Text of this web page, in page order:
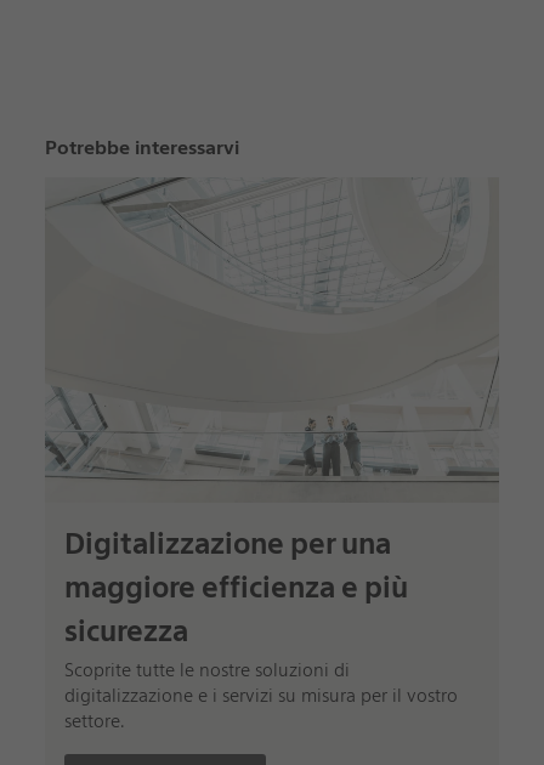
Potrebbe interessarvi
Digitalizzazione per una
maggiore efficienza e più
sicurezza
Scoprite tutte le nostre soluzioni di
digitalizzazione e i servizi su misura per il vostro
settore.